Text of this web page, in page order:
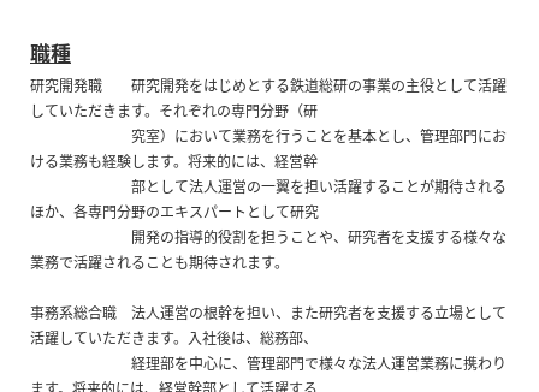
職種
研究開発職 研究開発をはじめとする鉄道総研の事業の主役として活躍
していただきます。それぞれの専門分野（研
究室）において業務を行うことを基本とし、管理部門にお
ける業務も経験します。将来的には、経営幹
部として法人運営の一翼を担い活躍することが期待される
ほか、各専門分野のエキスパートとして研究
開発の指導的役割を担うことや、研究者を支援する様々な
業務で活躍されることも期待されます。
事務系総合職 法人運営の根幹を担い、また研究者を支援する立場として
活躍していただきます。入社後は、総務部、
経理部を中心に、管理部門で様々な法人運営業務に携わり